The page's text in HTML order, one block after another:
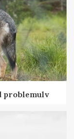
problemulv